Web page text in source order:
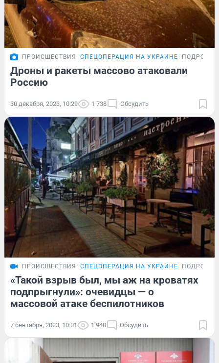
ПРОИСШЕСТВИЯ СПЕЦОПЕРАЦИЯ НА УКРАИНЕ
Дроны и ракеты массово атаковали
Россию
30 декабря, 2023, 10:29 1 738 Обсудить
ПРОИСШЕСТВИЯ СПЕЦОПЕРАЦИЯ НА УКРАИНЕ
«Такой взрыв был, мы аж на кроватях
подпрыгнули»: очевидцы — о
массовой атаке беспилотников
7 сентября, 2023, 10:01 1 940 Обсудить